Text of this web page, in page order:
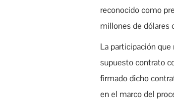
reconocido como
millones de dólares
La participación
supuesto contrato
firmado dicho
en el marco del